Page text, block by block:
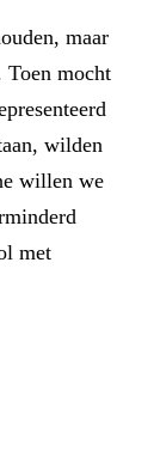
maar
Toen mocht
wilden
willen we
met